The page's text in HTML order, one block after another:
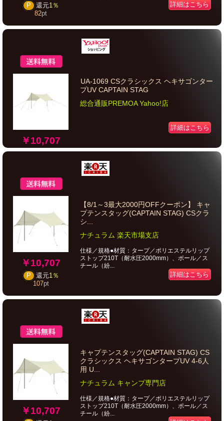
P 還元1％
82pt
詳細はこちら
￥10,707
UA-1069 CSクラシックス ヘキサゴンター
プUV CAPTAIN STAG
総合通販PREMOA Yahoo!店
詳細はこちら
￥10,707
P 還元1％
107pt
【8/1～3最大2000円OFFクーポン】 キャ
プテンスタッグ(CAPTAIN STAG) CSクラ
シ...
ナチュラム 楽天市場支店
仕様／規格●材質：タープ／ポリエステルリップ
ストップ210T（耐水圧2000mm）、ポール／ス
チール（紛...
詳細はこちら
￥10,707
キャプテンスタッグ(CAPTAIN STAG) CS
クラシックス ヘキサゴンタープUV 4-6人
用 U...
ナチュラム キャンプ専門店
仕様／規格●材質：タープ／ポリエステルリップ
ストップ210T（耐水圧2000mm）、ポール／ス
チール（紛...